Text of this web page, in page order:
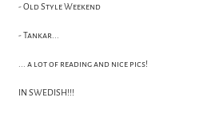
- Old Style Weekend
- Tankar...
... a lot of reading and nice pics!
IN SWEDISH!!!